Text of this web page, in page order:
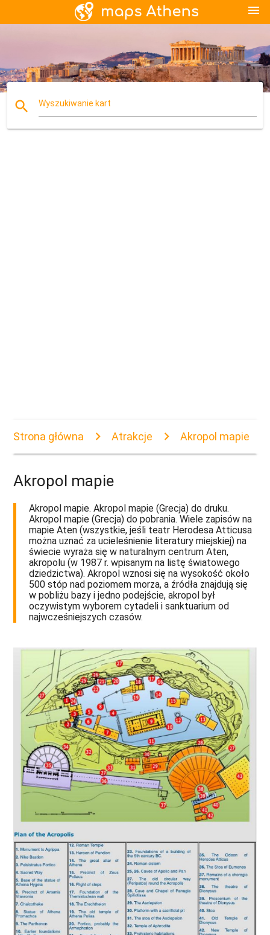
menu
search Wyszukiwanie kart
Strona główna Atrakcje Akropol mapie
Akropol mapie
Akropol mapie. Akropol mapie (Grecja) do druku.
Akropol mapie (Grecja) do pobrania. Wiele zapisów na
mapie Aten (wszystkie, jeśli teatr Herodesa Atticusa
można uznać za ucieleśnienie literatury miejskiej) na
świecie wyraża się w naturalnym centrum Aten,
akropolu (w 1987 r. wpisanym na listę światowego
dziedzictwa). Akropol wznosi się na wysokość około
500 stóp nad poziomem morza, a źródła znajdują się
w pobliżu bazy i jedno podejście, akropol był
oczywistym wyborem cytadeli i sanktuarium od
najwcześniejszych czasów.